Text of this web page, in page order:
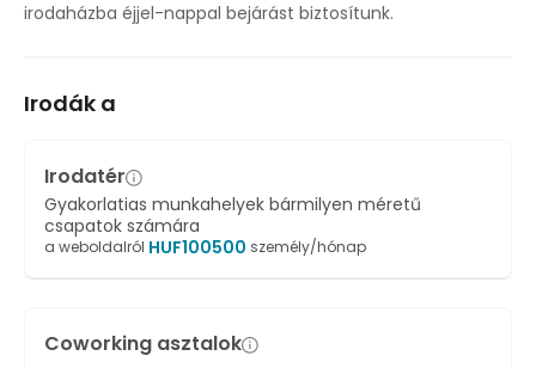
irodaházba éjjel-nappal bejárást biztosítunk.
Irodák a
Irodatér
Gyakorlatias munkahelyek bármilyen méretű
csapatok számára
a weboldalról HUF100500 személy/hónap
Coworking asztalok